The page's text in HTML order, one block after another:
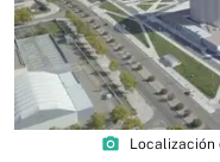
photo_camera Localización